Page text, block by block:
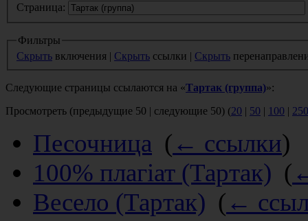
Страница:
Фильтры
Скрыть включения | Скрыть ссылки | Скрыть
Следующие страницы ссылаются на «Тартак (группа)»:
Просмотреть (предыдущие 50 | следующие 50) (20 | 50 | 100 | 250
Песочница ( ← ссылки)
100% плагіат (Тартак) (
Весело (Тартак) ( ←